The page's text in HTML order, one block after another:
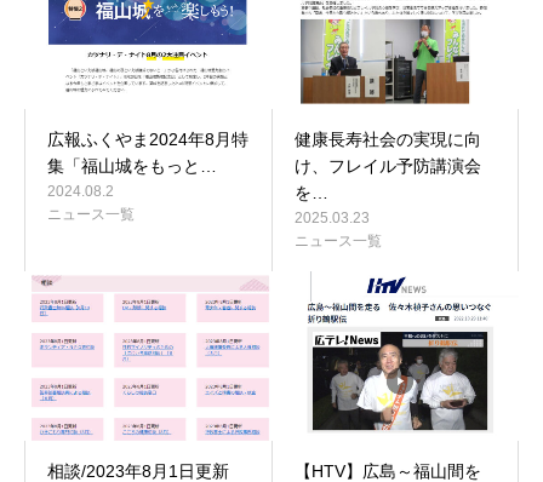
広報ふくやま2024年8月特
集「福山城をもっと…
2024.08.2
ニュース一覧
健康長寿社会の実現に向
け、フレイル予防講演会
を…
2025.03.23
ニュース一覧
相談/2023年8月1日更新
【HTV】広島～福山間を